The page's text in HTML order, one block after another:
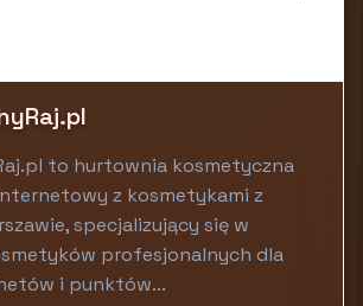
to hurtownia kosmetyczna
z kosmetykami z
specjalizujący się w
profesjonalnych dla
i punktów...